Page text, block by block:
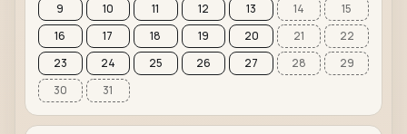
9
10 11 12 13 14
15
16
17 18 19 20 21
22
23
24 25 26 27 28
29
30
31